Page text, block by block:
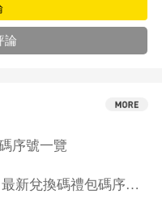
論
序號一覽
兌換碼禮包碼序號一覽